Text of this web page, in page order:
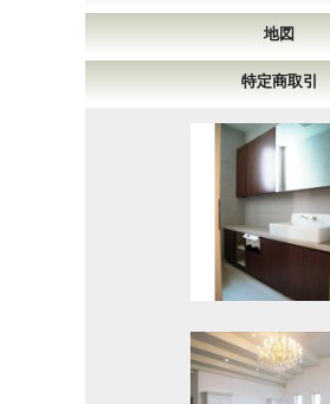
地図
特定商取引